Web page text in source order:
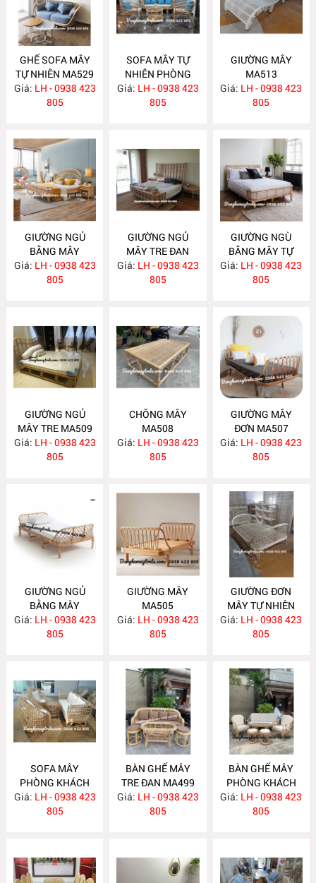
GHẾ SOFA MÂY
TỰ NHIÊN MA529
Giá: LH - 0938 423
805
SOFA MÂY TỰ
NHIÊN PHÒNG
KHÁCH KIỂU HIỆN
ĐẠI MA523
Giá: LH - 0938 423
805
GIƯỜNG MÂY
MA513
Giá: LH - 0938 423
805
GIƯỜNG NGỦ
BẰNG MÂY
MA512
Giá: LH - 0938 423
805
GIƯỜNG NGỦ
MÂY TRE ĐAN
MA511
Giá: LH - 0938 423
805
GIƯỜNG NGÙ
BẰNG MÂY TỰ
NHIÊN MA510
Giá: LH - 0938 423
805
GIƯỜNG NGỦ
MÂY TRE MA509
Giá: LH - 0938 423
805
CHÕNG MÂY
MA508
Giá: LH - 0938 423
805
GIƯỜNG MÂY
ĐƠN MA507
Giá: LH - 0938 423
805
GIƯỜNG NGỦ
BẰNG MÂY
MA506
Giá: LH - 0938 423
805
GIƯỜNG MÂY
MA505
Giá: LH - 0938 423
805
GIƯỜNG ĐƠN
MÂY TỰ NHIÊN
MA504
Giá: LH - 0938 423
805
SOFA MÂY
PHÒNG KHÁCH
KIỂU HIỆN ĐẠI
MA502
Giá: LH - 0938 423
805
BÀN GHẾ MÂY
TRE ĐAN MA499
Giá: LH - 0938 423
805
BÀN GHẾ MÂY
PHÒNG KHÁCH
KIỂU HIỆN ĐẠI
MA493
Giá: LH - 0938 423
805